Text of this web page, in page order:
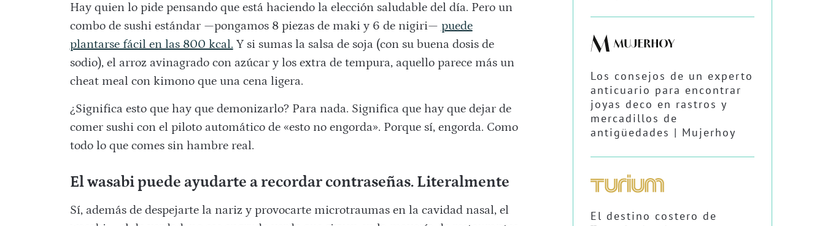
Hay quien lo pide pensando que está haciendo la elección saludable del día. Pero un
combo de sushi estándar —pongamos 8 piezas de maki y 6 de nigiri— puede
plantarse fácil en las 800 kcal. Y si sumas la salsa de soja (con su buena dosis de
sodio), el arroz avinagrado con azúcar y los extra de tempura, aquello parece más un
cheat meal con kimono que una cena ligera.
¿Significa esto que hay que demonizarlo? Para nada. Significa que hay que dejar de
comer sushi con el piloto automático de «esto no engorda». Porque sí, engorda. Como
todo lo que comes sin hambre real.
El wasabi puede ayudarte a recordar contraseñas. Literalmente
Sí, además de despejarte la nariz y provocarte microtraumas en la cavidad nasal, el
Los consejos de un experto
anticuario para encontrar
joyas deco en rastros y
mercadillos de
antigüedades | Mujerhoy
El destino costero de